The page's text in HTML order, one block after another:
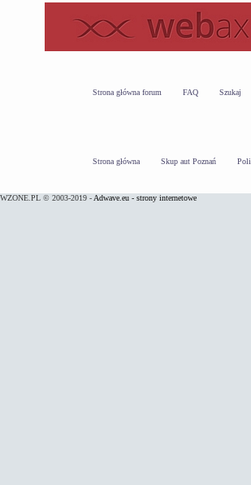
Strona główna forum FAQ Szukaj
Strona główna Skup aut Poznań
© 2003-2019 - Adwave.eu - strony internetowe